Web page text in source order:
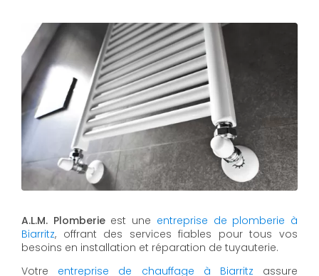
A.L.M. Plomberieest une entreprise de plomberie à
Biarritz, offrant des services fiables pour tous vos
besoins en installation et réparation de tuyauterie.
Votre entreprise de chauffage à Biarritz assure